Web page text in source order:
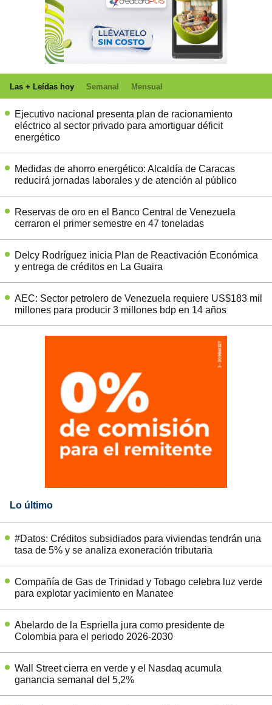
Las + Leídas hoy Semanal Mensual
Ejecutivo nacional presenta plan de racionamiento
eléctrico al sector privado para amortiguar déficit
energético
Medidas de ahorro energético: Alcaldía de Caracas
reducirá jornadas laborales y de atención al público
Reservas de oro en el Banco Central de Venezuela
cerraron el primer semestre en 47 toneladas
Delcy Rodríguez inicia Plan de Reactivación Económica
y entrega de créditos en La Guaira
AEC: Sector petrolero de Venezuela requiere US$183 mil
millones para producir 3 millones bdp en 14 años
Lo último
#Datos: Créditos subsidiados para viviendas tendrán una
tasa de 5% y se analiza exoneración tributaria
Compañía de Gas de Trinidad y Tobago celebra luz verde
para explotar yacimiento en Manatee
Abelardo de la Espriella jura como presidente de
Colombia para el periodo 2026-2030
Wall Street cierra en verde y el Nasdaq acumula
ganancia semanal del 5,2%